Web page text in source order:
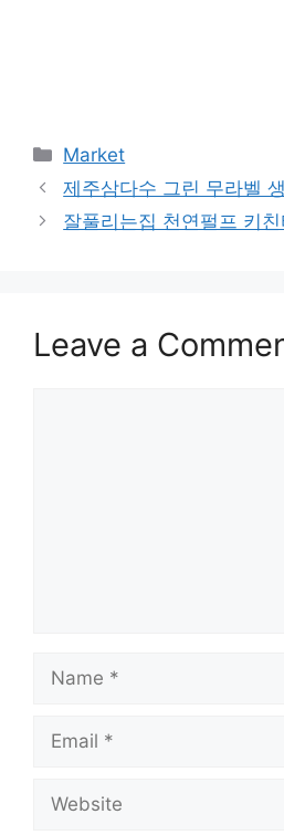
Categories
Market
제주삼다수 그린 무라벨
잘풀리는집 천연펄프 키
Leave a
Name
Email
Website